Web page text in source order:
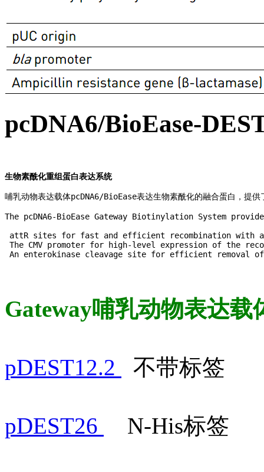
pcDNA6/BioEase-
生物素酰化重组蛋白表达系统
哺乳动物表达载体pcDNA6/BioEase表达生物素酰化的融合蛋白，
The pcDNA6-BioEase Gateway Biotinylation System
attR sites for fast and efficient recombination with
The CMV promoter for high-level expression of the
Gateway哺乳动物表达载
pDEST12.2 不带标签
pDEST26 N-His标签